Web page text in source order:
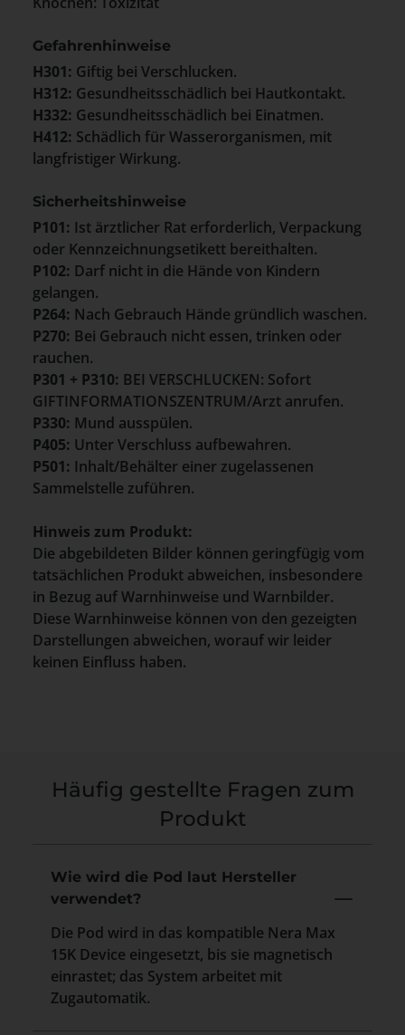
Gefahrenhinweise
H301: Giftig bei Verschlucken.
H312: Gesundheitsschädlich bei Hautkontakt.
H332: Gesundheitsschädlich bei Einatmen.
H412: Schädlich für Wasserorganismen, mit
langfristiger Wirkung.
Sicherheitshinweise
P101: Ist ärztlicher Rat erforderlich, Verpackung
oder Kennzeichnungsetikett bereithalten.
P102: Darf nicht in die Hände von Kindern
gelangen.
P264: Nach Gebrauch Hände gründlich waschen.
P270: Bei Gebrauch nicht essen, trinken oder
rauchen.
P301 + P310: BEI VERSCHLUCKEN: Sofort
GIFTINFORMATIONSZENTRUM/Arzt anrufen.
P330: Mund ausspülen.
P405: Unter Verschluss aufbewahren.
P501: Inhalt/Behälter einer zugelassenen
Sammelstelle zuführen.
Hinweis zum Produkt:
Die abgebildeten Bilder können geringfügig vom
tatsächlichen Produkt abweichen, insbesondere
in Bezug auf Warnhinweise und Warnbilder.
Diese Warnhinweise können von den gezeigten
Darstellungen abweichen, worauf wir leider
keinen Einfluss haben.
Häufig gestellte Fragen zum
Produkt
Wie wird die Pod laut Hersteller
verwendet?
Die Pod wird in das kompatible Nera Max
15K Device eingesetzt, bis sie magnetisch
einrastet; das System arbeitet mit
Zugautomatik.